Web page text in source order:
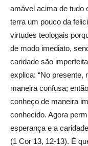
amável acima de tudo
terra um pouco da
virtudes teologais
de modo imediato,
caridade são
explica: “No presente,
maneira confusa;
conheço de maneira
conhecido. Agora
esperança e a
(1 Cor 13, 12-13). É